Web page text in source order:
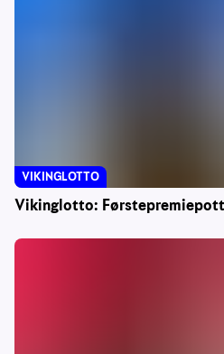
Vikinglotto:
VIKINGLOTTO